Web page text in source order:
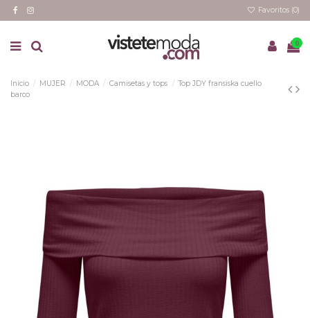
Favoritos (0)
0
Inicio MUJER MODA Camisetas y tops
Top JDY fransiska cuello
barco